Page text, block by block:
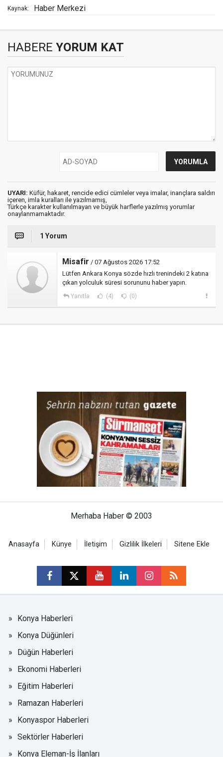
Kaynak: Haber Merkezi
HABERE YORUM KAT
UYARI: Küfür, hakaret, rencide edici cümleler veya imalar, inançlara saldırı
içeren, imla kuralları ile yazılmamış,
Türkçe karakter kullanılmayan ve büyük harflerle yazılmış yorumlar
onaylanmamaktadır.
1 Yorum
Misafir / 07 Ağustos 2026 17:52
Lütfen Ankara Konya sözde hızlı trenindeki 2 katına
çıkan yolculuk süresi sorununu haber yapın.
Yanıtla (4) (0)
Merhaba Haber © 2003
Anasayfa Künye İletişim Gizlilik İlkeleri Sitene Ekle
Konya Haberleri
Konya Düğünleri
Düğün Haberleri
Ekonomi Haberleri
Eğitim Haberleri
Ramazan Haberleri
Konyaspor Haberleri
Sektörler Haberleri
Konya Eleman-İş İlanları